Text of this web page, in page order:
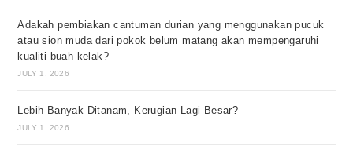
Adakah pembiakan cantuman durian yang menggunakan pucuk
atau sion muda dari pokok belum matang akan mempengaruhi
kualiti buah kelak?
JULY 1, 2026
Lebih Banyak Ditanam, Kerugian Lagi Besar?
JULY 1, 2026